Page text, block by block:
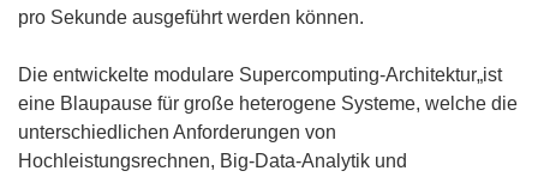
pro Sekunde ausgeführt werden können.
Die entwickelte modulare Supercomputing-Architektur„ist
eine Blaupause für große heterogene Systeme, welche die
unterschiedlichen Anforderungen von
Hochleistungsrechnen, Big-Data-Analytik und